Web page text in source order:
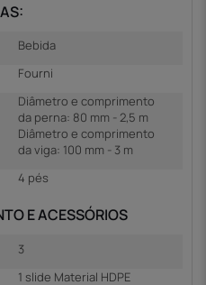
Bebida
Fourni
Diâmetro e comprimento
da perna: 80 mm - 2,5 m
Diâmetro e comprimento
da viga: 100 mm - 3 m
4 pés
E ACESSÓRIOS
3
1 slide Material HDPE